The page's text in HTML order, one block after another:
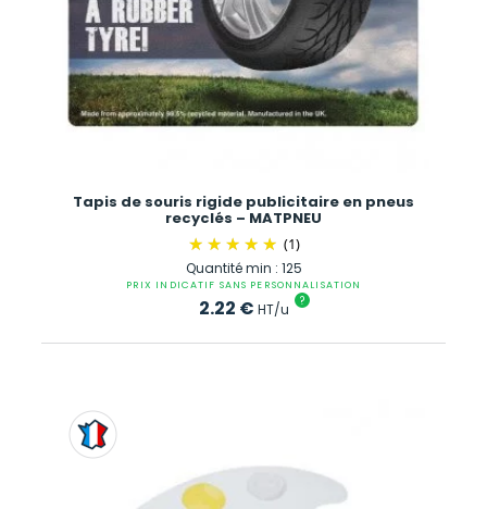
Tapis de souris rigide publicitaire en pneus
recyclés – MATPNEU
(1)
Quantité min : 125
PRIX INDICATIF SANS PERSONNALISATION
2.22 € HT/u ?